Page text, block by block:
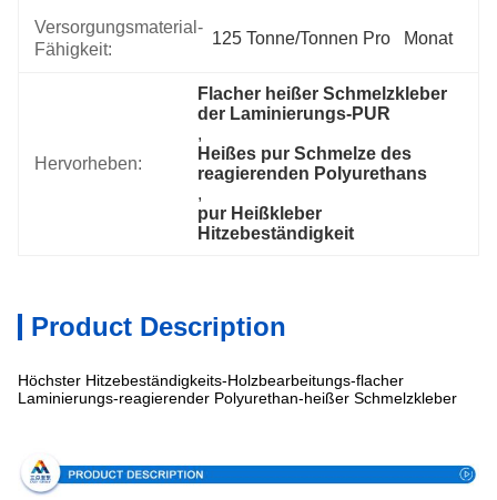
Versorgungsmaterial-
Fähigkeit:
125 Tonne/Tonnen Pro   Monat
Hervorheben:
Flacher heißer Schmelzkleber
der Laminierungs-PUR
,
Heißes pur Schmelze des
reagierenden Polyurethans
,
pur Heißkleber
Hitzebeständigkeit
Product Description
Höchster Hitzebeständigkeits-Holzbearbeitungs-flacher
Laminierungs-reagierender Polyurethan-heißer Schmelzkleber